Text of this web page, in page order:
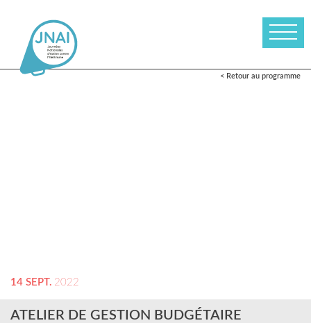
< Retour au programme
14 SEPT. 2022
ATELIER DE GESTION BUDGÉTAIRE